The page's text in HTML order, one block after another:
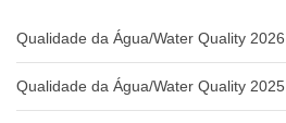
Qualidade da Água/Water Quality 2026
Qualidade da Água/Water Quality 2025